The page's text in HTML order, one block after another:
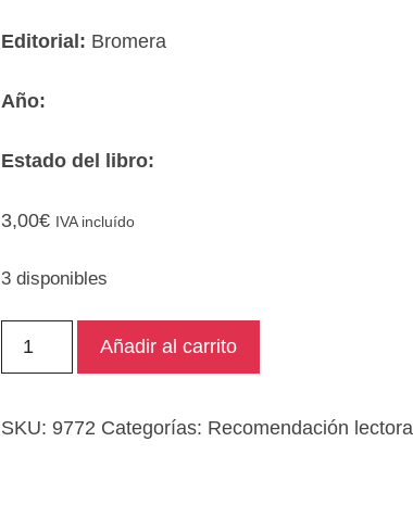
Editorial: Bromera
Año:
Estado del libro:
3,00€ IVA incluído
3 disponibles
cantidad
Añadir al carrito
SKU: 9772 Categorías: Recomendación lectora